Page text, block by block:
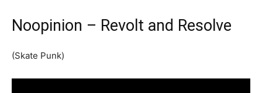
Noopinion – Revolt and Resolve
(Skate Punk)